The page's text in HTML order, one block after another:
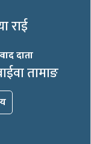
राई
दाता
तामाङ